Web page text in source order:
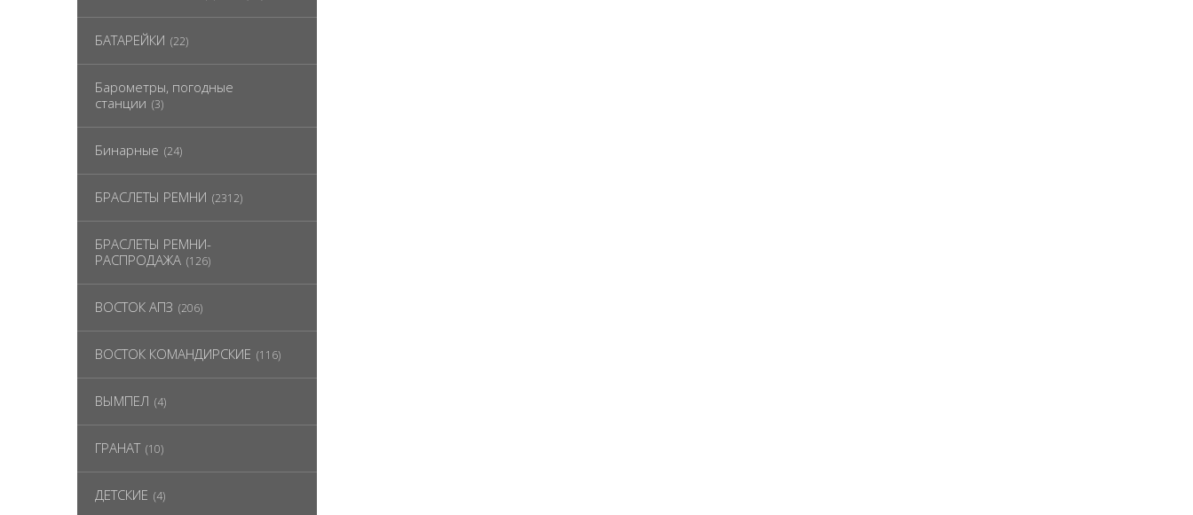
БАТАРЕЙКИ (22)
Барометры, погодные
станции (3)
Бинарные (24)
БРАСЛЕТЫ РЕМНИ (2312)
БРАСЛЕТЫ РЕМНИ-
РАСПРОДАЖА (126)
ВОСТОК АПЗ (206)
ВОСТОК КОМАНДИРСКИЕ (116)
ВЫМПЕЛ (4)
ГРАНАТ (10)
ДЕТСКИЕ (4)